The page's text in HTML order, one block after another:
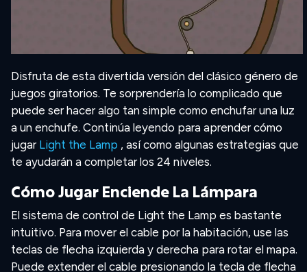
Disfruta de esta divertida versión del clásico género de
juegos giratorios. Te sorprendería lo complicado que
puede ser hacer algo tan simple como enchufar una luz
a un enchufe. Continúa leyendo para aprender cómo
jugar Light the Lamp , así como algunas estrategias que
te ayudarán a completar los 24 niveles.
Cómo Jugar Enciende La Lámpara
El sistema de control de Light the Lamp es bastante
intuitivo. Para mover el cable por la habitación, use las
teclas de flecha izquierda y derecha para rotar el mapa.
Puede extender el cable presionando la tecla de flecha